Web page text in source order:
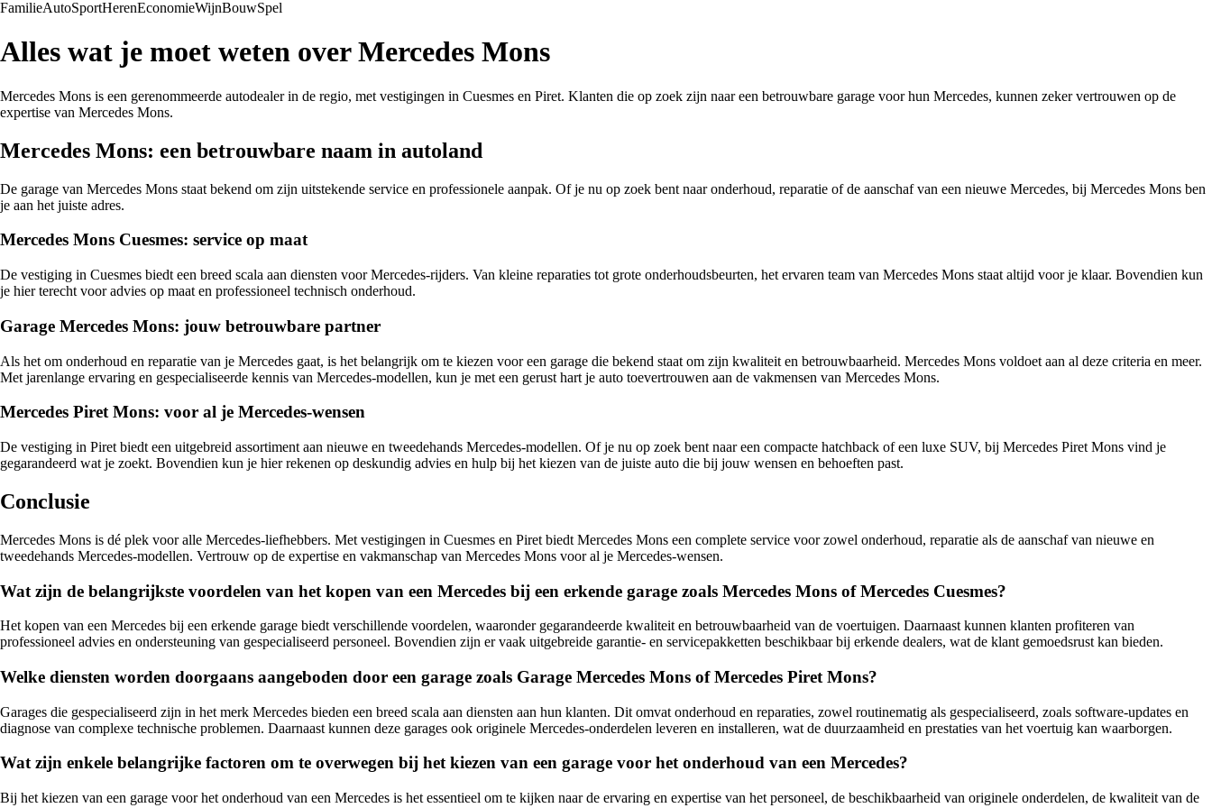
FamilieAutoSportHerenEconomieWijnBouwSpel
Alles wat je moet weten over Mercedes Mons
Mercedes Mons is een gerenommeerde autodealer in de regio, met vestigingen in Cuesmes en Piret. Klanten die op zoek zijn naar een betrouwbare garage voor hun Mercedes, kunnen zeker vertrouwen op de
expertise van Mercedes Mons.
Mercedes Mons: een betrouwbare naam in autoland
De garage van Mercedes Mons staat bekend om zijn uitstekende service en professionele aanpak. Of je nu op zoek bent naar onderhoud, reparatie of de aanschaf van een nieuwe Mercedes, bij Mercedes Mons ben
je aan het juiste adres.
Mercedes Mons Cuesmes: service op maat
De vestiging in Cuesmes biedt een breed scala aan diensten voor Mercedes-rijders. Van kleine reparaties tot grote onderhoudsbeurten, het ervaren team van Mercedes Mons staat altijd voor je klaar. Bovendien kun
je hier terecht voor advies op maat en professioneel technisch onderhoud.
Garage Mercedes Mons: jouw betrouwbare partner
Als het om onderhoud en reparatie van je Mercedes gaat, is het belangrijk om te kiezen voor een garage die bekend staat om zijn kwaliteit en betrouwbaarheid. Mercedes Mons voldoet aan al deze criteria en meer.
Met jarenlange ervaring en gespecialiseerde kennis van Mercedes-modellen, kun je met een gerust hart je auto toevertrouwen aan de vakmensen van Mercedes Mons.
Mercedes Piret Mons: voor al je Mercedes-wensen
De vestiging in Piret biedt een uitgebreid assortiment aan nieuwe en tweedehands Mercedes-modellen. Of je nu op zoek bent naar een compacte hatchback of een luxe SUV, bij Mercedes Piret Mons vind je
gegarandeerd wat je zoekt. Bovendien kun je hier rekenen op deskundig advies en hulp bij het kiezen van de juiste auto die bij jouw wensen en behoeften past.
Conclusie
Mercedes Mons is dé plek voor alle Mercedes-liefhebbers. Met vestigingen in Cuesmes en Piret biedt Mercedes Mons een complete service voor zowel onderhoud, reparatie als de aanschaf van nieuwe en
tweedehands Mercedes-modellen. Vertrouw op de expertise en vakmanschap van Mercedes Mons voor al je Mercedes-wensen.
Wat zijn de belangrijkste voordelen van het kopen van een Mercedes bij een erkende garage zoals Mercedes Mons of Mercedes Cuesmes?
Het kopen van een Mercedes bij een erkende garage biedt verschillende voordelen, waaronder gegarandeerde kwaliteit en betrouwbaarheid van de voertuigen. Daarnaast kunnen klanten profiteren van
professioneel advies en ondersteuning van gespecialiseerd personeel. Bovendien zijn er vaak uitgebreide garantie- en servicepakketten beschikbaar bij erkende dealers, wat de klant gemoedsrust kan bieden.
Welke diensten worden doorgaans aangeboden door een garage zoals Garage Mercedes Mons of Mercedes Piret Mons?
Garages die gespecialiseerd zijn in het merk Mercedes bieden een breed scala aan diensten aan hun klanten. Dit omvat onderhoud en reparaties, zowel routinematig als gespecialiseerd, zoals software-updates en
diagnose van complexe technische problemen. Daarnaast kunnen deze garages ook originele Mercedes-onderdelen leveren en installeren, wat de duurzaamheid en prestaties van het voertuig kan waarborgen.
Wat zijn enkele belangrijke factoren om te overwegen bij het kiezen van een garage voor het onderhoud van een Mercedes?
Bij het kiezen van een garage voor het onderhoud van een Mercedes is het essentieel om te kijken naar de ervaring en expertise van het personeel, de beschikbaarheid van originele onderdelen, de kwaliteit van de